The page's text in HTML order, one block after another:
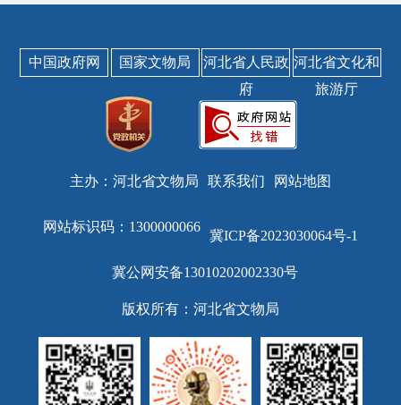
中国政府网 国家文物局
河北省人民政
府
河北省文化和
旅游厅
主办：河北省文物局 联系我们 网站地图
网站标识码：1300000066
冀ICP备2023030064号-1
冀公网安备13010202002330号
版权所有：河北省文物局